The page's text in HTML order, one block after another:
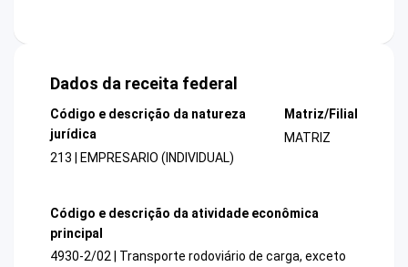
Dados da receita federal
Código e descrição da natureza
jurídica
213 | EMPRESARIO (INDIVIDUAL)
Matriz/Filial
MATRIZ
Código e descrição da atividade econômica
principal
4930-2/02 | Transporte rodoviário de carga, exceto